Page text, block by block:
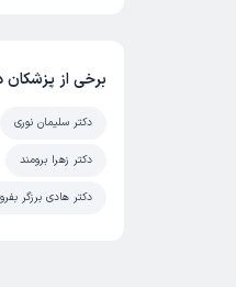
برخی از پزشکان
دکتر سلیمان نوری
دکتر زهرا برومند
دکتر هادی برزگر